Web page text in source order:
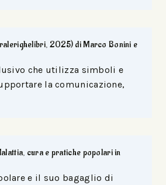
2025) di Marco Bonini e
che utilizza simboli e
la comunicazione,
cura e pratiche popolari in
e il suo bagaglio di